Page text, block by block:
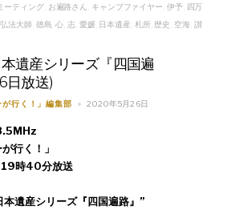
ーティング, お遍路さん キャンプファイヤー 伊予, 四万
弘法大師 徳島 心 志, 愛媛, 日本遺産 札所, 歴史 空海 讃
遺産シリーズ『四国遍
日放送)
が行く！」編集部 2020年5月26日
行く！」
時40分放送
本遺産シリーズ『四国遍路』”